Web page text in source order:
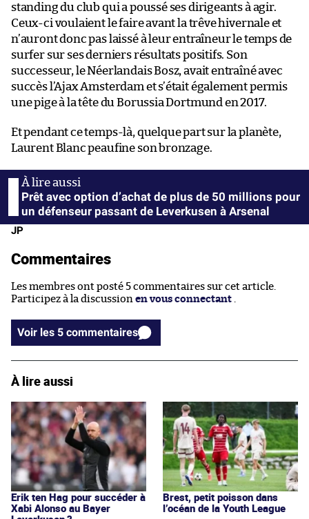
standing du club qui a poussé ses dirigeants à agir.
Ceux-ci voulaient le faire avant la trêve hivernale et
n’auront donc pas laissé à leur entraîneur le temps de
surfer sur ses derniers résultats positifs. Son
successeur, le Néerlandais Bosz, avait entraîné avec
succès l’Ajax Amsterdam et s’était également permis
une pige à la tête du Borussia Dortmund en 2017.
Et pendant ce temps-là, quelque part sur la planète,
Laurent Blanc peaufine son bronzage.
Prêt avec option d’achat de plus de 50 millions pour
un défenseur passant de Leverkusen à Arsenal
JP
Commentaires
Les membres ont posté 5 commentaires sur cet article.
Participez à la discussion en vous connectant
Voir les 5 commentaires
À lire aussi
Erik ten Hag pour succéder à
Xabi Alonso au Bayer
Brest, petit poisson dans
l’océan de la Youth League